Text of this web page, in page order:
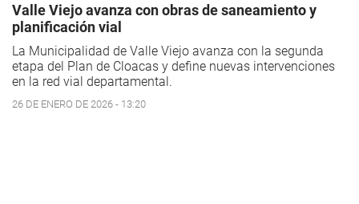
Valle Viejo avanza con obras de saneamiento y
planificación vial
La Municipalidad de Valle Viejo avanza con la segunda
etapa del Plan de Cloacas y define nuevas intervenciones
en la red vial departamental.
26 DE ENERO DE 2026 - 13:20